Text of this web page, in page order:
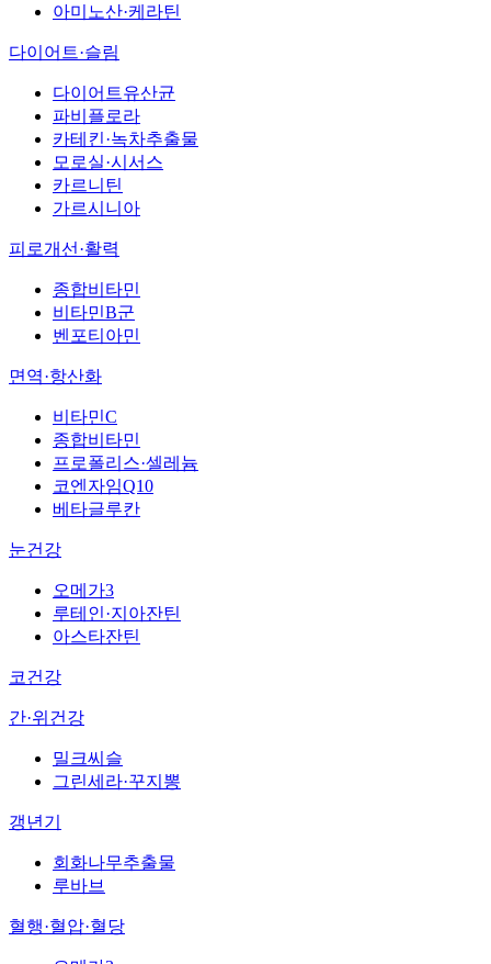
아미노산·케라틴
다이어트·슬림
다이어트유산균
파비플로라
카테킨·녹차추출물
모로실·시서스
카르니틴
가르시니아
피로개선·활력
종합비타민
비타민B군
벤포티아민
면역·항산화
비타민C
종합비타민
프로폴리스·셀레늄
코엔자임Q10
베타글루칸
눈건강
오메가3
루테인·지아잔틴
아스타잔틴
코건강
간·위건강
밀크씨슬
그린세라·꾸지뽕
갱년기
회화나무추출물
루바브
혈행·혈압·혈당